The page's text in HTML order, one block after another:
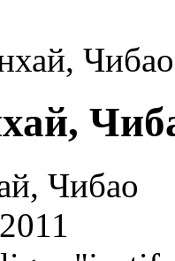
Чибао
Чибао